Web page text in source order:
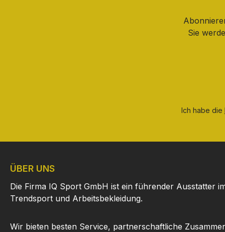
Sie
Ich habe die
ÜBER UNS
Die Firma IQ Sport GmbH ist ein führender Ausstatter
Trendsport und Arbeitsbekleidung.
Wir bieten besten Service, partnerschaftliche